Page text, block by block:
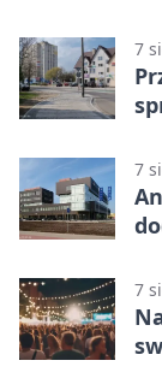
7
7
7